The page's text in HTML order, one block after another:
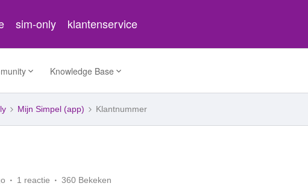
sim-only klantenservice
Knowledge Base
Mijn Simpel (app) Klantnummer
1 reactie 360 Bekeken